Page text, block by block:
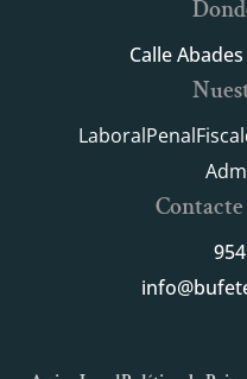
Calle
LaboralPenalFiscal